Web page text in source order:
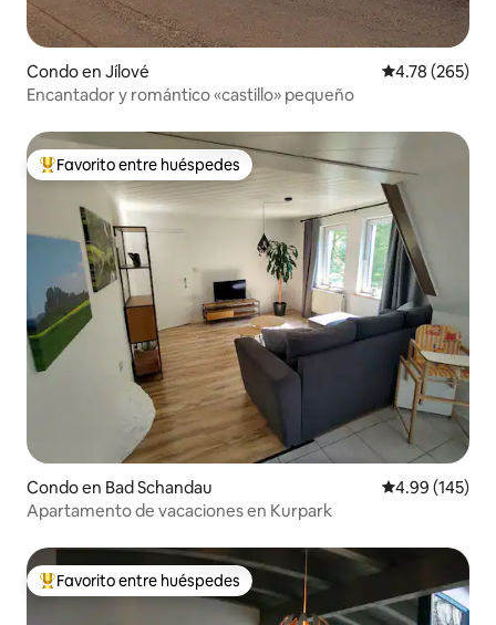
Condo en Jílové Calificación
4.78 (265)
Encantador y romántico «castillo» pequeño
Favorito entre huéspedes preferido
Favorito entre huéspedes
Condo en Bad Schandau Calificación
4.99 (145)
Apartamento de vacaciones en Kurpark
Favorito entre huéspedes preferido
Favorito entre huéspedes